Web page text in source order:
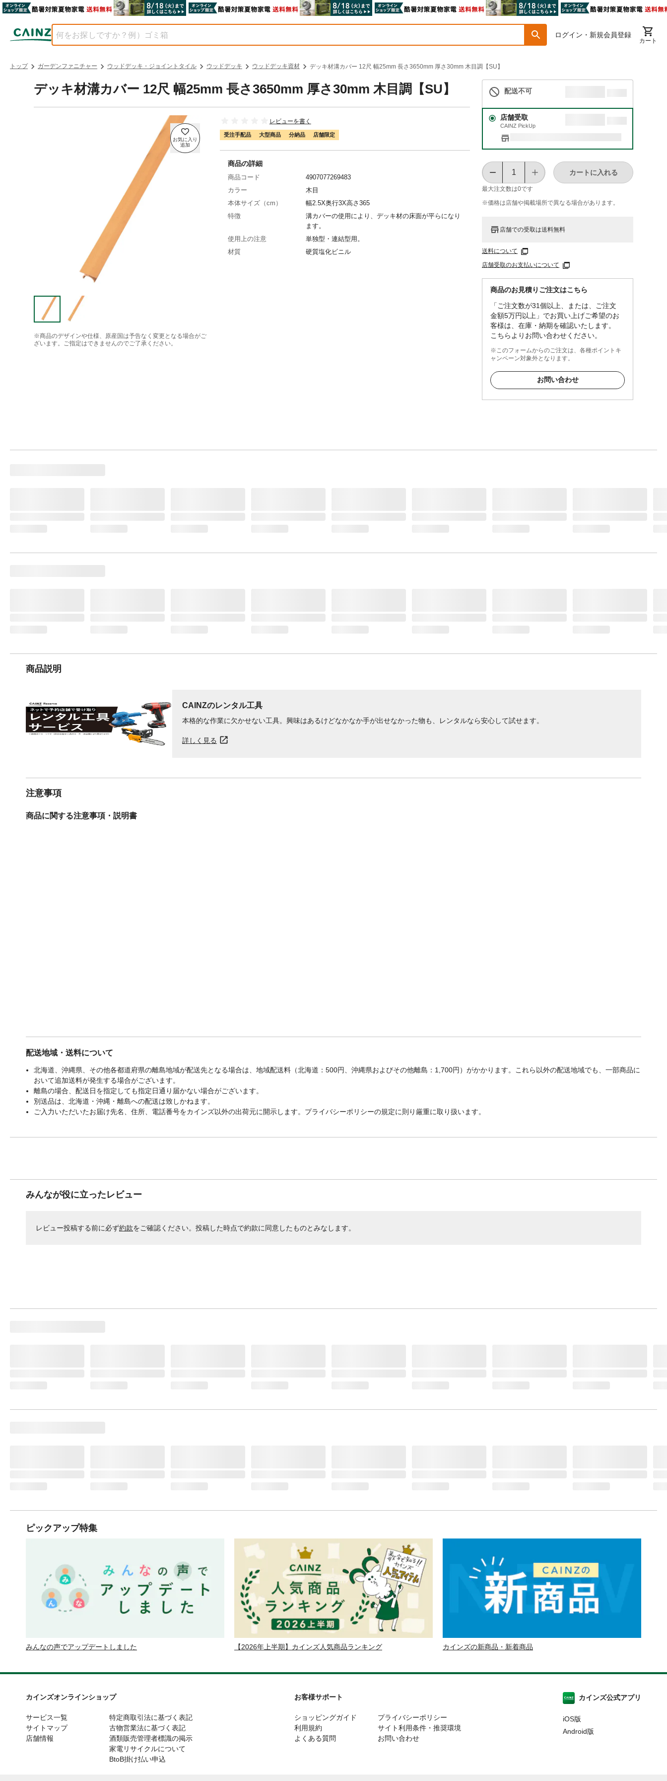
ログイン・新規会員登録
カート
トップ ガーデンファニチャー ウッドデッキ・ジョイントタイル ウッドデッキ ウッドデッキ資材 デッキ材溝カバー 12尺 幅25mm 長さ3650mm 厚さ30mm 木目調【SU】
デッキ材溝カバー 12尺 幅25mm 長さ3650mm 厚さ30mm 木目調【SU】
※商品のデザインや仕様、原産国は予告なく変更となる場合がご
ざいます。ご指定はできませんのでご了承ください。
レビューを書く
受注手配品 大型商品 分納品 店舗限定
配送不可
店舗受取
CAINZ PickUp
最大注文数は0です
カートに入れる
※価格は​店舗や​掲載場所で​異なる​場合が​あります。
店舗での受取は送料無料
送料について
店舗受取のお支払いについて
商品のお見積りご注文はこちら
「ご注文数が31個以上、または、ご注文
金額5万円以上」でお買い上げご希望のお
客様は、在庫・納期を確認いたします。
こちらよりお問い合わせください。
※このフォームからのご注文は、各種ポイントキ
ャンペーン対象外となります。
お問い合わせ
商品の詳細
商品コード
4907077269483
カラー
木目
本体サイズ（cm）
幅2.5X奥行3X高さ365
特徴
溝カバーの使用により、デッキ材の床面が平らになり
ます。
使用上の注意
単独型・連結型用。
材質
硬質塩化ビニル
商品説明
CAINZのレンタル工具
本格的な作業に欠かせない工具。興味はあるけどなかなか手が出せなかった物も、レンタルなら安心して試せます。
詳しく見る
注意事項
商品に関する注意事項・説明書
配送地域・送料について
北海道、沖縄県、その他各都道府県の離島地域が配送先となる場合は、地域配送料（北海道：500円、沖縄県およびその他離島：1,700円）がかかります。これら以外の配送地域でも、一部商品に
おいて追加送料が発生する場合がございます。
離島の場合、配送日を指定しても指定日通り届かない場合がございます。
別送品は、北海道・沖縄・離島への配送は致しかねます。
ご入力いただいたお届け先名、住所、電話番号をカインズ以外の出荷元に開示します。プライバシーポリシーの規定に則り厳重に取り扱います。
みんなが役に立ったレビュー
レビュー投稿する前に必ず約款をご確認ください。投稿した時点で約款に同意したものとみなします。
ピックアップ特集
みんなの声でアップデートしました 【2026年上半期】カインズ人気商品ランキング カインズの新商品・新着商品
カインズオンラインショップ
サービス一覧
サイトマップ
店舗情報
特定商取引法に基づく表記
古物営業法に基づく表記
酒類販売管理者標識の掲示
家電リサイクルについて
BtoB掛け払い申込
お客様サポート
ショッピングガイド
利用規約
よくある質問
プライバシーポリシー
サイト利用条件・推奨環境
お問い合わせ
カインズ公式アプリ
iOS版
Android版